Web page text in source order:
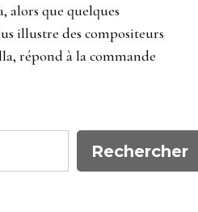
alors que quelques
illustre des compositeurs
répond à la commande
Rechercher